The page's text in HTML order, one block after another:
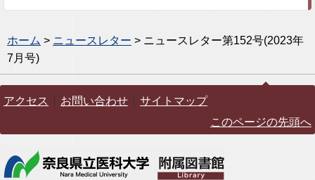
ホーム > ニュースレター > ニュースレター第152号(2023年
7月号)
アクセス お問い合わせ
サイトマップ
このページの先頭へ